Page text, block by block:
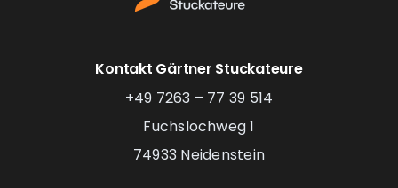
Kontakt Gärtner Stuckateure
+49 7263 – 77 39 514
Fuchslochweg 1
74933 Neidenstein